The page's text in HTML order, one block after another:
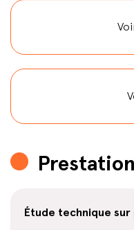
Étude technique sur